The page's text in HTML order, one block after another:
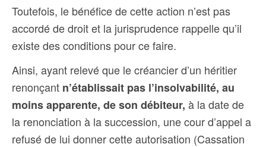
Toutefois, le bénéfice de cette action n’est pas
accordé de droit et la jurisprudence rappelle qu’il
existe des conditions pour ce faire.
Ainsi, ayant relevé que le créancier d’un héritier
renonçant n’établissait pas l’insolvabilité, au
moins apparente, de son débiteur, à la date de
la renonciation à la succession, une cour d’appel a
refusé de lui donner cette autorisation (Cassation